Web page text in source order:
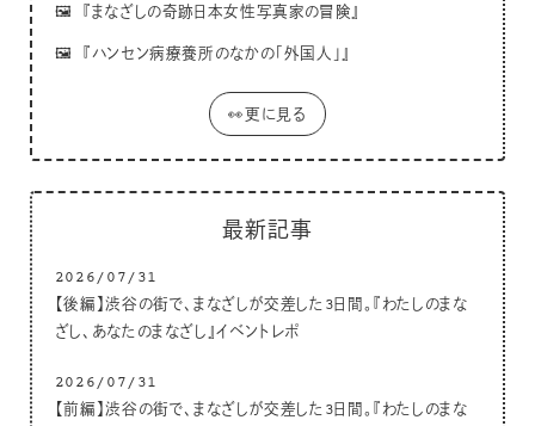
🖼 『まなざしの奇跡日本女性写真家の冒険』
🖼 『ハンセン病療養所のなかの「外国人」』
👀更に見る
最新記事
2026/07/31
【後編】渋谷の街で、まなざしが交差した3日間。『わたしのまな
ざし、あなたのまなざし』イベントレポ
2026/07/31
【前編】渋谷の街で、まなざしが交差した3日間。『わたしのまな